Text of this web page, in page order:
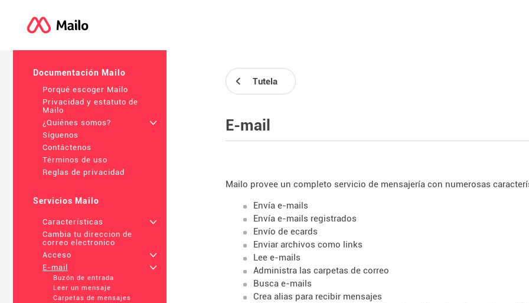
Documentación Mailo
Porqué escoger Mailo
Privacidad y estatuto de
Mailo
¿Quiénes somos?
+
Síguenos
Contáctenos
Términos de uso
Reglas de privacidad
Servicios Mailo
Características
+
Cambia tu direccion de
correo electronico
Acceso
+
E-mail
+
Buzón de entrada
Leer un mensaje
Carpetas de mensajes
Tutela
E-mail
Mailo provee un completo servicio de mensajería con numerosas
Envía e-mails
Envía e-mails registrados
Envío de ecards
Enviar archivos como links
Lee e-mails
Administra las carpetas de correo
Busca e-mails
Crea alias para recibir mensajes